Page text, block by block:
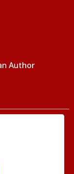
Author